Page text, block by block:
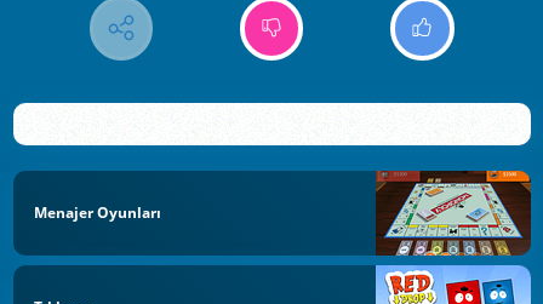
Menajer Oyunları